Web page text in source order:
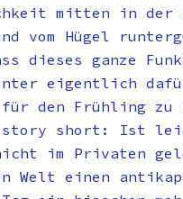
mitten in der
vom Hügel
dieses ganze
eigentlich
den Frühling zu
story short: Ist
im Privaten
Welt einen